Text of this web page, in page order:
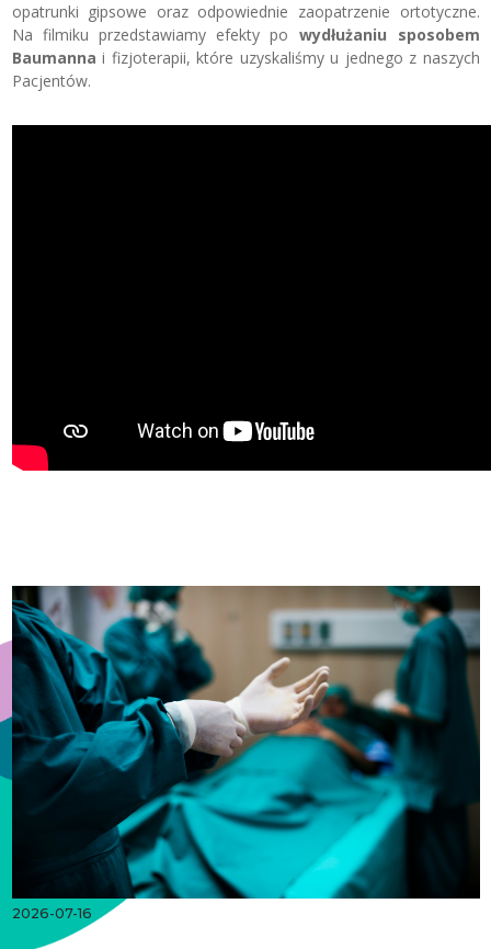
opatrunki gipsowe oraz odpowiednie zaopatrzenie ortotyczne.
Na filmiku przedstawiamy efekty po wydłużaniu sposobem
Baumanna i fizjoterapii, które uzyskaliśmy u jednego z naszych
Pacjentów.
2026-07-16